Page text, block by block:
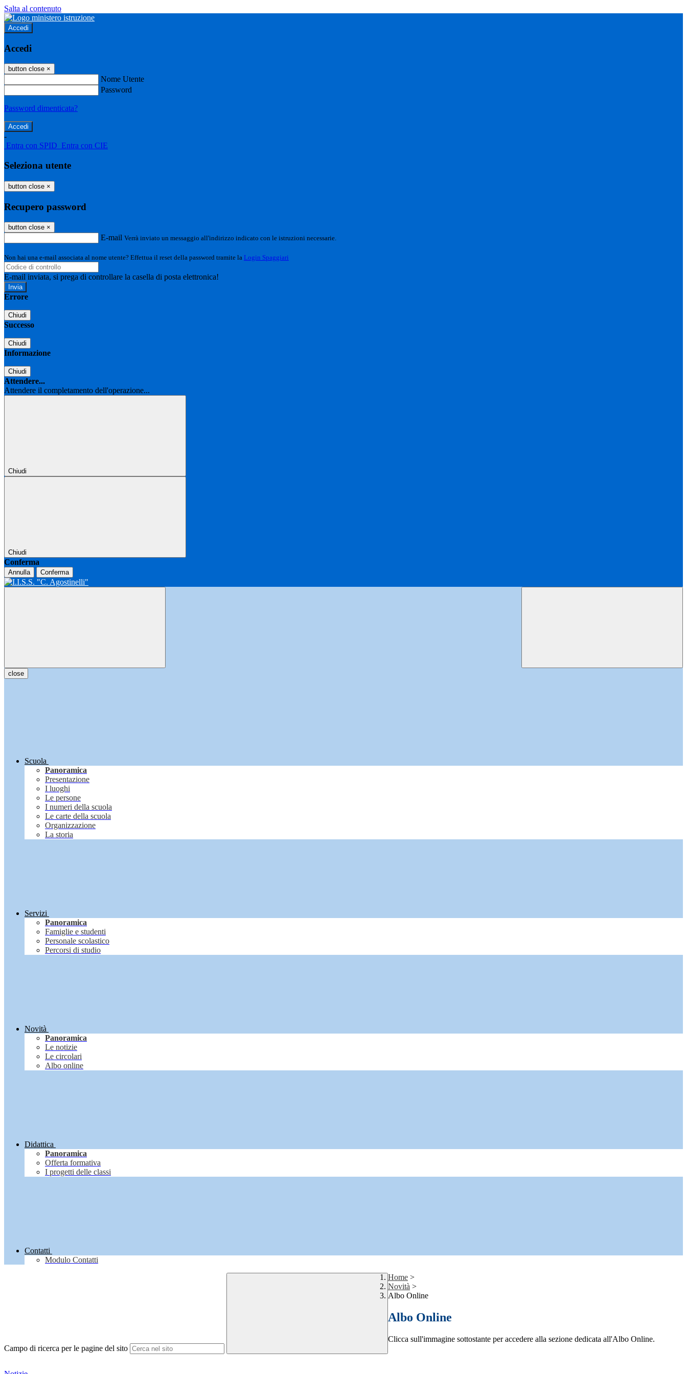
Salta al contenuto
Accedi
Accedi
button close ×
Nome Utente
Password
Password dimenticata?
-
Entra con SPID Entra con CIE
Seleziona utente
button close ×
Recupero password
button close ×
E-mail Verrà inviato un messaggio all'indirizzo indicato con le istruzioni necessarie.
Non hai una e-mail associata al nome utente? Effettua il reset della password tramite la Login Spaggiari
E-mail inviata, si prega di controllare la casella di posta elettronica!
Errore
Chiudi
Successo
Chiudi
Informazione
Chiudi
Attendere...
Attendere il completamento dell'operazione...
Chiudi
Chiudi
Conferma
Annulla Conferma
close
Scuola
Panoramica
Presentazione
I luoghi
Le persone
I numeri della scuola
Le carte della scuola
Organizzazione
La storia
Servizi
Panoramica
Famiglie e studenti
Personale scolastico
Percorsi di studio
Novità
Panoramica
Le notizie
Le circolari
Albo online
Didattica
Panoramica
Offerta formativa
I progetti delle classi
Contatti
Modulo Contatti
Campo di ricerca per le pagine del sito
Home >
Novità >
Albo Online
Albo Online
Clicca sull'immagine sottostante per accedere alla sezione dedicata all'Albo Online.